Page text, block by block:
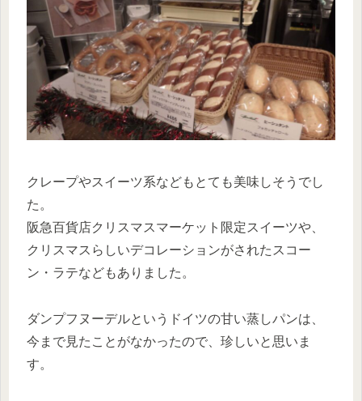
クレープやスイーツ系などもとても美味しそうでし
た。
阪急百貨店クリスマスマーケット限定スイーツや、
クリスマスらしいデコレーションがされたスコー
ン・ラテなどもありました。
ダンプフヌーデルというドイツの甘い蒸しパンは、
今まで見たことがなかったので、珍しいと思いま
す。